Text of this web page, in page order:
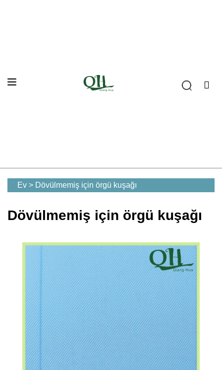
Ev > Dövülmemiş için örgü kuşağı
Dövülmemiş için örgü kuşağı